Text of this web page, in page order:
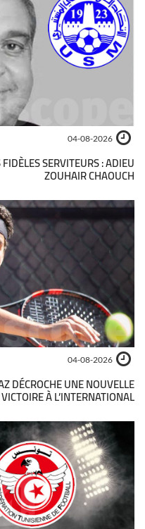
04-08-2026
SERVITEURS : ADIEU
ZOUHAIR CHAOUCH
04-08-2026
DÉCROCHE UNE NOUVELLE
VICTOIRE À L’INTERNATIONAL